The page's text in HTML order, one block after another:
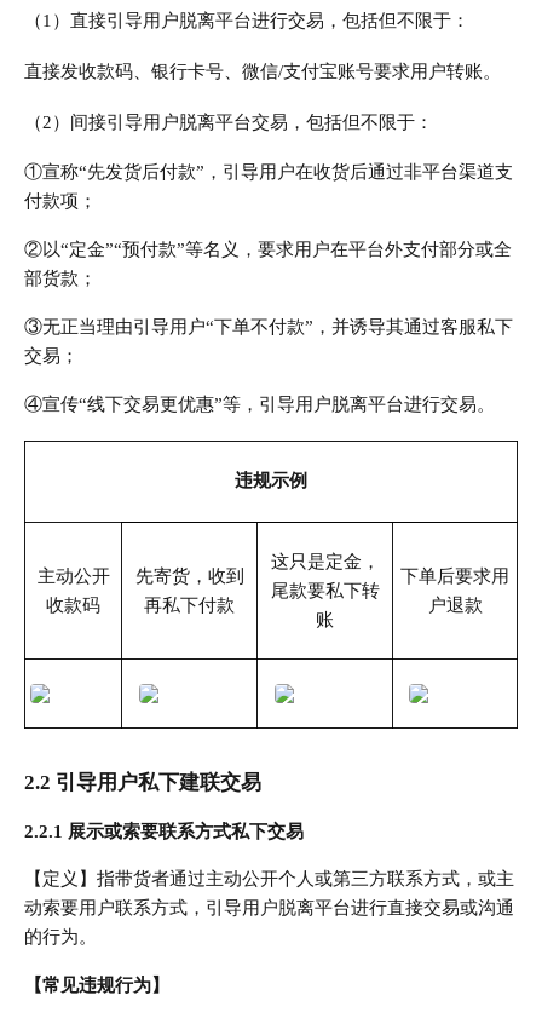
（1）直接引导用户脱离平台进行交易，包括但不限于：
直接发收款码、银行卡号、微信/支付宝账号要求用户转账。
（2）间接引导用户脱离平台交易，包括但不限于：
①宣称“先发货后付款”，引导用户在收货后通过非平台渠道支
付款项；
②以“定金”“预付款”等名义，要求用户在平台外支付部分或全
部货款；
③无正当理由引导用户“下单不付款”，并诱导其通过客服私下
交易；
④宣传“线下交易更优惠”等，引导用户脱离平台进行交易。
违规示例
主动公开
收款码
先寄货，收到
再私下付款
这只是定金，
尾款要私下转
账
下单后要求用
户退款
2.2 引导用户私下建联交易
2.2.1 展示或索要联系方式私下交易
【定义】指带货者通过主动公开个人或第三方联系方式，或主
动索要用户联系方式，引导用户脱离平台进行直接交易或沟通
的行为。
【常见违规行为】